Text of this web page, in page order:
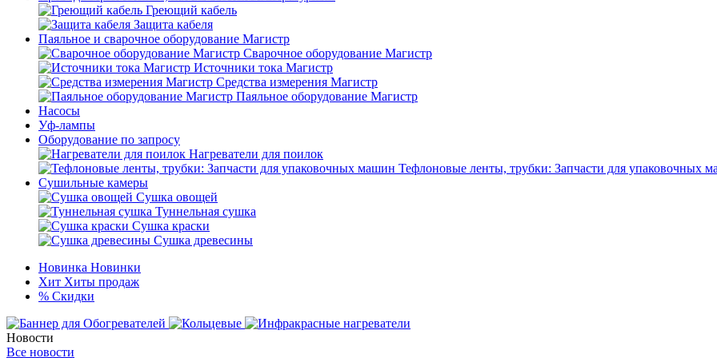
Греющий кабель
Защита кабеля
Паяльное и сварочное оборудование Магистр
Сварочное оборудование Магистр
Источники тока Магистр
Средства измерения Магистр
Паяльное оборудование Магистр
Насосы
Уф-лампы
Оборудование по запросу
Нагреватели для поилок
Тефлоновые ленты, трубки: Запчасти для упаковочных
Сушильные камеры
Сушка овощей
Туннельная сушка
Сушка краски
Сушка древесины
Новинка Новинки
Хит Хиты продаж
% Скидки
Новости
Все новости